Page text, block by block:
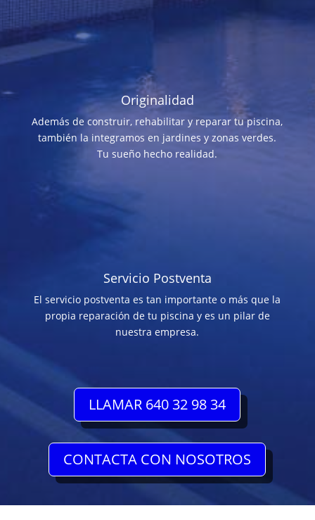
Originalidad
Además de construir, rehabilitar y reparar tu piscina,
también la integramos en jardines y zonas verdes.
Tu sueño hecho realidad.
Servicio Postventa
El servicio postventa es tan importante o más que la
propia reparación de tu piscina y es un pilar de
nuestra empresa.
LLAMAR 640 32 98 34
CONTACTA CON NOSOTROS